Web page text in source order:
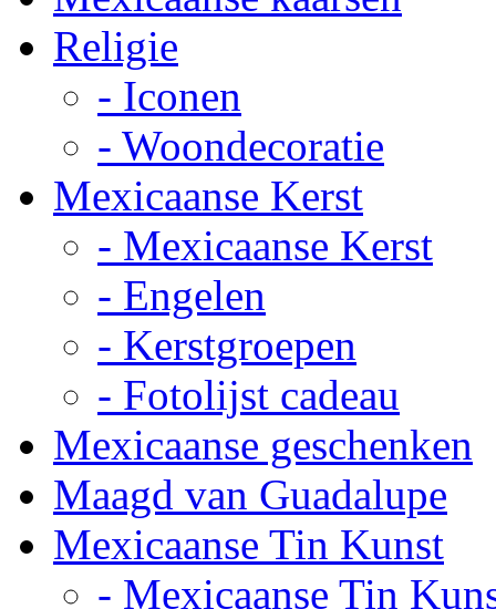
Religie
- Iconen
- Woondecoratie
Mexicaanse Kerst
- Mexicaanse Kerst
- Engelen
- Kerstgroepen
- Fotolijst cadeau
Mexicaanse geschenken
Maagd van Guadalupe
Mexicaanse Tin Kunst
- Mexicaanse Tin